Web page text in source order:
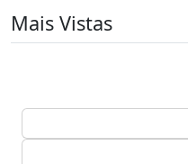
Mais Vistas